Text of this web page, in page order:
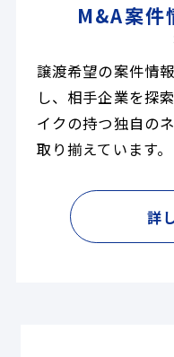
M&A案件
譲渡希望の案件情
し、相手企業を探
イクの持つ独自の
取り揃えています。
詳